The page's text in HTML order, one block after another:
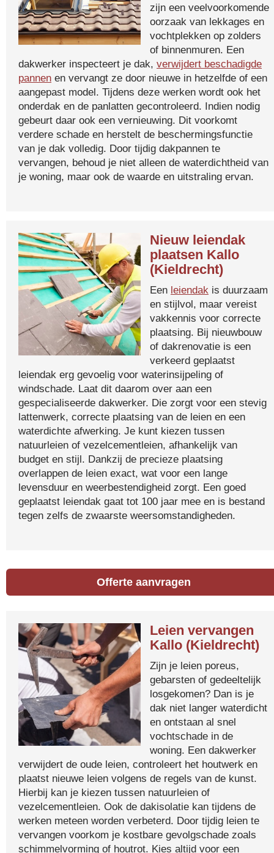
zijn een veelvoorkomende
oorzaak van lekkages en
vochtplekken op zolders
of binnenmuren. Een
dakwerker inspecteert je dak, verwijdert beschadigde
pannen en vervangt ze door nieuwe in hetzelfde of een
aangepast model. Tijdens deze werken wordt ook het
onderdak en de panlatten gecontroleerd. Indien nodig
gebeurt daar ook een vernieuwing. Dit voorkomt
verdere schade en herstelt de beschermingsfunctie
van je dak volledig. Door tijdig dakpannen te
vervangen, behoud je niet alleen de waterdichtheid van
je woning, maar ook de waarde en uitstraling ervan.
Nieuw leiendak
plaatsen Kallo
(Kieldrecht)
Een leiendak is duurzaam
en stijlvol, maar vereist
vakkennis voor correcte
plaatsing. Bij nieuwbouw
of dakrenovatie is een
verkeerd geplaatst
leiendak erg gevoelig voor waterinsijpeling of
windschade. Laat dit daarom over aan een
gespecialiseerde dakwerker. Die zorgt voor een stevig
lattenwerk, correcte plaatsing van de leien en een
waterdichte afwerking. Je kunt kiezen tussen
natuurleien of vezelcementleien, afhankelijk van
budget en stijl. Dankzij de precieze plaatsing
overlappen de leien exact, wat voor een lange
levensduur en weerbestendigheid zorgt. Een goed
geplaatst leiendak gaat tot 100 jaar mee en is bestand
tegen zelfs de zwaarste weersomstandigheden.
Offerte aanvragen
Leien vervangen
Kallo (Kieldrecht)
Zijn je leien poreus,
gebarsten of gedeeltelijk
losgekomen? Dan is je
dak niet langer waterdicht
en ontstaan al snel
vochtschade in de
woning. Een dakwerker
verwijdert de oude leien, controleert het houtwerk en
plaatst nieuwe leien volgens de regels van de kunst.
Hierbij kan je kiezen tussen natuurleien of
vezelcementleien. Ook de dakisolatie kan tijdens de
werken meteen worden verbeterd. Door tijdig leien te
vervangen voorkom je kostbare gevolgschade zoals
schimmelvorming of houtrot. Kies altijd voor een